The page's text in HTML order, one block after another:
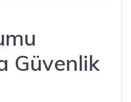
Güvenlik